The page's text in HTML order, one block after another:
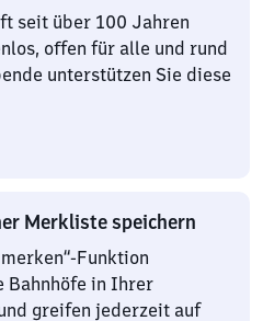
seit über 100 Jahren
offen für alle und rund
unterstützen Sie diese
Merkliste speichern
Funktion
Bahnhöfe in Ihrer
greifen jederzeit auf